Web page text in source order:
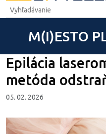
M(I)ESTO
Epilácia
metóda
05. 02. 2026